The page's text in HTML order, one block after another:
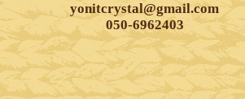
yonitcrystal@gmail.com
050-6962403